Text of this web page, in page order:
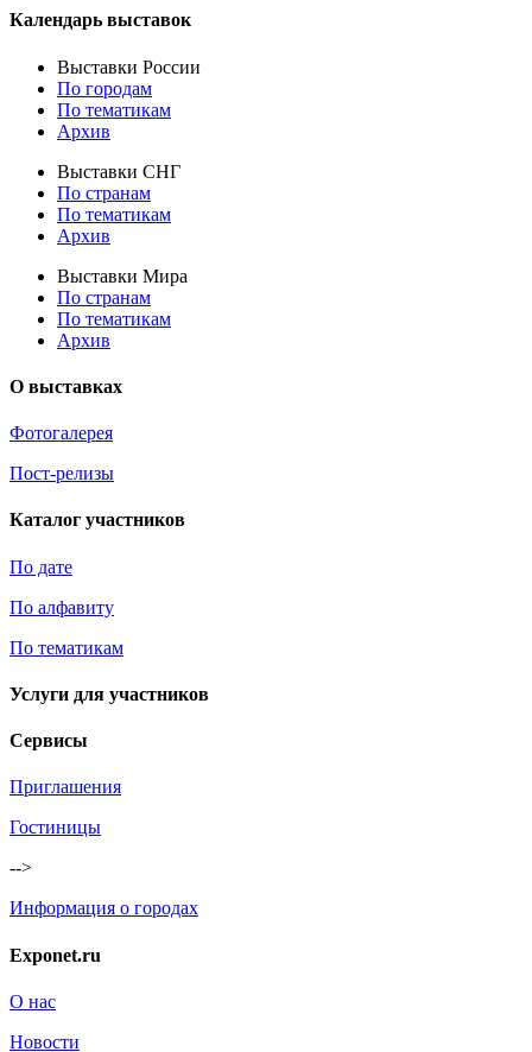
Календарь выставок
Выставки России
По городам
По тематикам
Архив
Выставки СНГ
По странам
По тематикам
Архив
Выставки Мира
По странам
По тематикам
Архив
О выставках
Фотогалерея
Пост-релизы
Каталог участников
По дате
По алфавиту
По тематикам
Услуги для участников
Сервисы
Приглашения
Гостиницы
-->
Информация о городах
Exponet.ru
О нас
Новости